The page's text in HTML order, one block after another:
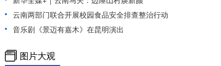
云南两部门联合开展校园食品安全排查整治行动
音乐剧《景迈有嘉木》在昆明演出
图片大观